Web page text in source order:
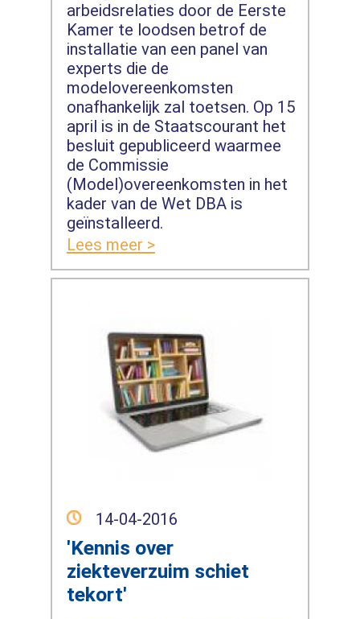
arbeidsrelaties door de Eerste
Kamer te loodsen betrof de
installatie van een panel van
experts die de
modelovereenkomsten
onafhankelijk zal toetsen. Op 15
april is in de Staatscourant het
besluit gepubliceerd waarmee
de Commissie
(Model)overeenkomsten in het
kader van de Wet DBA is
geïnstalleerd.
Lees meer >
14-04-2016
'Kennis over
ziekteverzuim schiet
tekort'